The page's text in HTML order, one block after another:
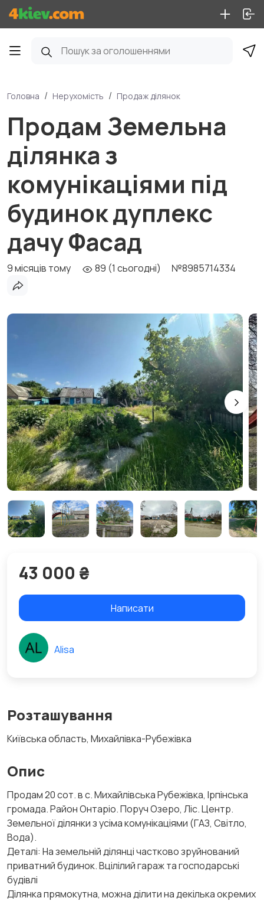
Головна Нерухомість Продаж ділянок
Продам Земельна
ділянка з
комунікаціями під
будинок дуплекс
дачу Фасад
9 місяців тому 89 (1 сьогодні) №8985714334
Розташування
Київська область, Михайлівка-Рубежівка
Опис
Продам 20 сот. в с. Михайлівська Рубежівка, Ірпінська
громада. Район Онтаріо. Поруч Озеро, Ліс. Центр.
Земельної ділянки з усіма комунікаціями (ГАЗ, Світло,
Вода).
Деталі: На земельній ділянці частково зруйнований
приватний будинок. Вцілілий гараж та господарські
будівлі
Ділянка прямокутна, можна ділити на декілька окремих
43 000 ₴
Написати
Alisa